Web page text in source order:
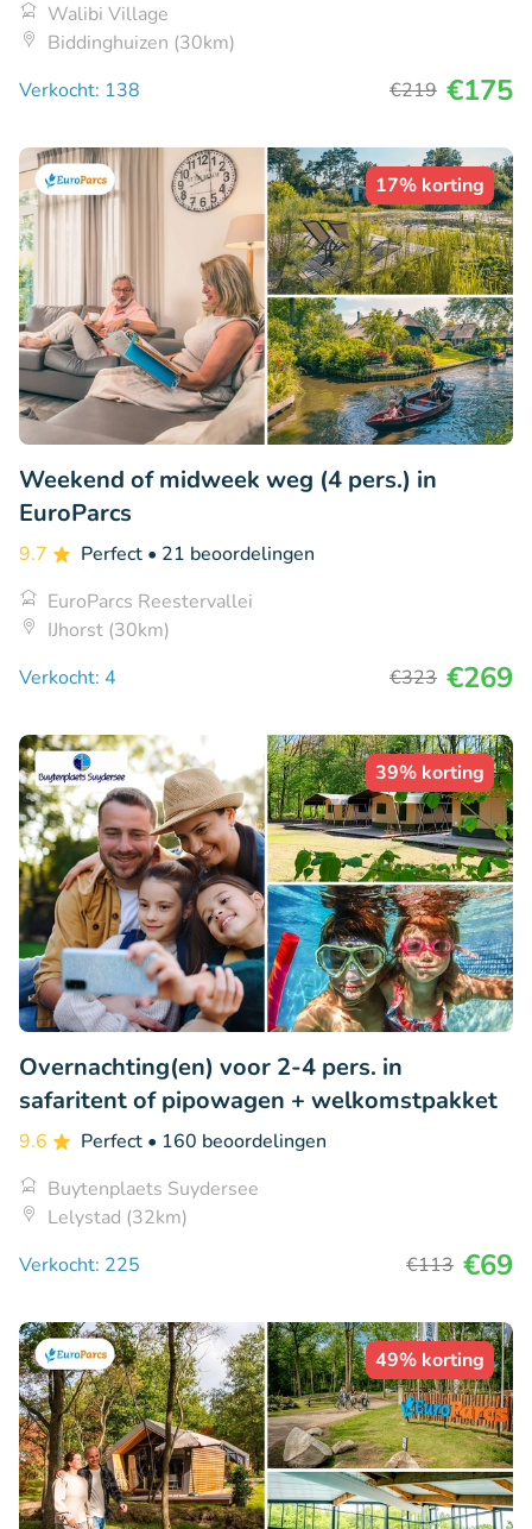
Walibi Village
Biddinghuizen (30km)
Verkocht: 138
€219 €175
17% korting
Weekend of midweek weg (4 pers.) in
EuroParcs
9.7 Perfect • 21 beoordelingen
EuroParcs Reestervallei
IJhorst (30km)
Verkocht: 4
€323 €269
39% korting
Overnachting(en) voor 2-4 pers. in
safaritent of pipowagen + welkomstpakket
9.6 Perfect • 160 beoordelingen
Buytenplaets Suydersee
Lelystad (32km)
Verkocht: 225
€113 €69
49% korting